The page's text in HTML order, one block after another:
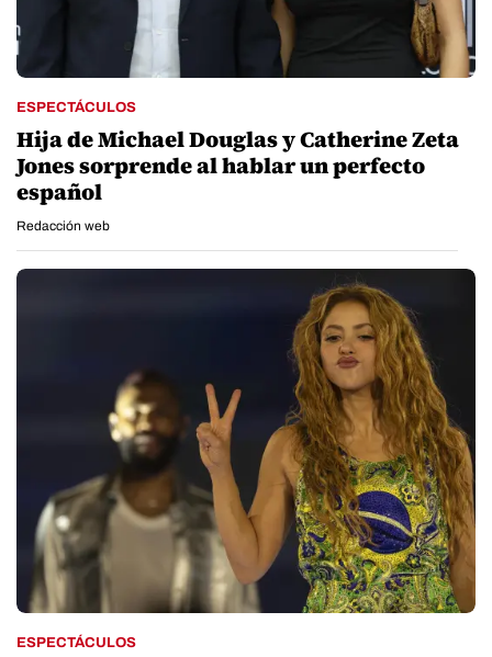
ESPECTÁCULOS
Hija de Michael Douglas y Catherine Zeta
Jones sorprende al hablar un perfecto
español
Redacción web
ESPECTÁCULOS